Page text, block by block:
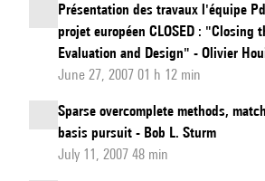
Présentation des travaux l'équipe
projet européen CLOSED : "Closing
Evaluation and Design" - Olivier
June 27, 2007 01 h 12 min
Sparse overcomplete methods,
basis pursuit - Bob L. Sturm
July 11, 2007 48 min